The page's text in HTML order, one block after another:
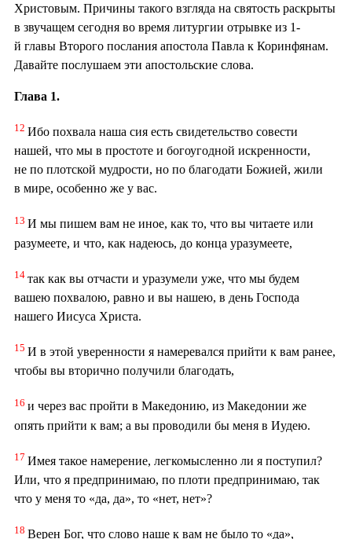
Христовым. Причины такого взгляда на святость раскрыты
в звучащем сегодня во время литургии отрывке из 1-
й главы Второго послания апостола Павла к Коринфянам.
Давайте послушаем эти апостольские слова.
Глава 1.
12 Ибо похвала наша сия есть свидетельство совести
нашей, что мы в простоте и богоугодной искренности,
не по плотской мудрости, но по благодати Божией, жили
в мире, особенно же у вас.
13 И мы пишем вам не иное, как то, что вы читаете или
разумеете, и что, как надеюсь, до конца уразумеете,
14 так как вы отчасти и уразумели уже, что мы будем
вашею похвалою, равно и вы нашею, в день Господа
нашего Иисуса Христа.
15 И в этой уверенности я намеревался прийти к вам ранее,
чтобы вы вторично получили благодать,
16 и через вас пройти в Македонию, из Македонии же
опять прийти к вам; а вы проводили бы меня в Иудею.
17 Имея такое намерение, легкомысленно ли я поступил?
Или, что я предпринимаю, по плоти предпринимаю, так
что у меня то «да, да», то «нет, нет»?
18 Верен Бог, что слово наше к вам не было то «да»,